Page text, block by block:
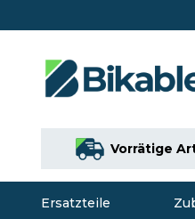
Vorrätige
Ersatzteile